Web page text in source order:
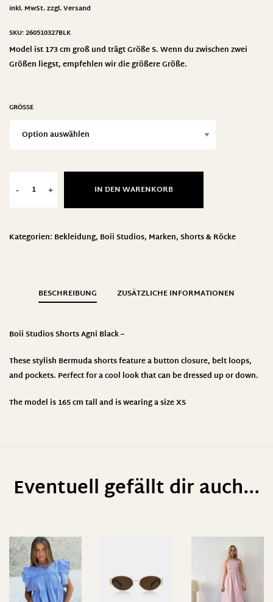
inkl. MwSt.zzgl.Versand
SKU:260510327BLK
Model ist 173 cm groß und trägt Größe S. Wenn du zwischen zwei
Größen liegst, empfehlen wir die größere Größe.
GRÖSSE
- + IN DEN WARENKORB
Kategorien: Bekleidung, Boii Studios, Marken,Shorts & Röcke
BESCHREIBUNG ZUSÄTZLICHE INFORMATIONEN
Boii Studios Shorts Agni Black –
These stylish Bermuda shorts feature a button closure, belt loops,
and pockets. Perfect for a cool look that can be dressed up or down.
The model is 165 cm tall and is wearing a size XS
Eventuell gefällt dir auch...